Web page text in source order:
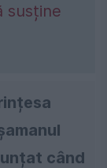
susține
când